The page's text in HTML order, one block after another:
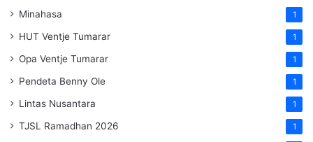
Minahasa 1
HUT Ventje Tumarar 1
Opa Ventje Tumarar 1
Pendeta Benny Ole 1
Lintas Nusantara 1
TJSL Ramadhan 2026 1